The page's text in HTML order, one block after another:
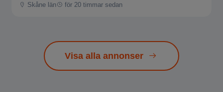
Skåne län för 20 timmar sedan
Visa alla annonser